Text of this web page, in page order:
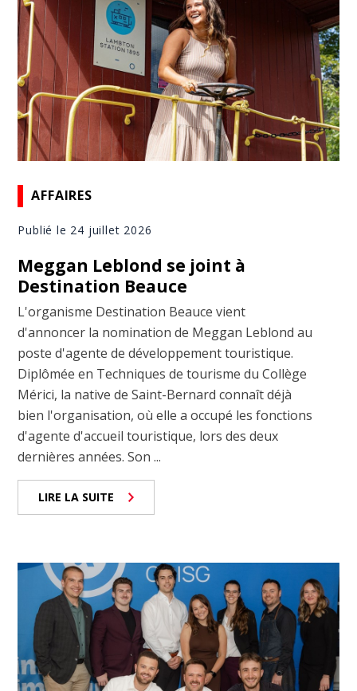
AFFAIRES
Publié le 24 juillet 2026
Meggan Leblond se joint à
Destination Beauce
L'organisme Destination Beauce vient
d'annoncer la nomination de Meggan Leblond au
poste d'agente de développement touristique.
Diplômée en Techniques de tourisme du Collège
Mérici, la native de Saint-Bernard connaît déjà
bien l'organisation, où elle a occupé les fonctions
d'agente d'accueil touristique, lors des deux
dernières années. Son ...
LIRE LA SUITE